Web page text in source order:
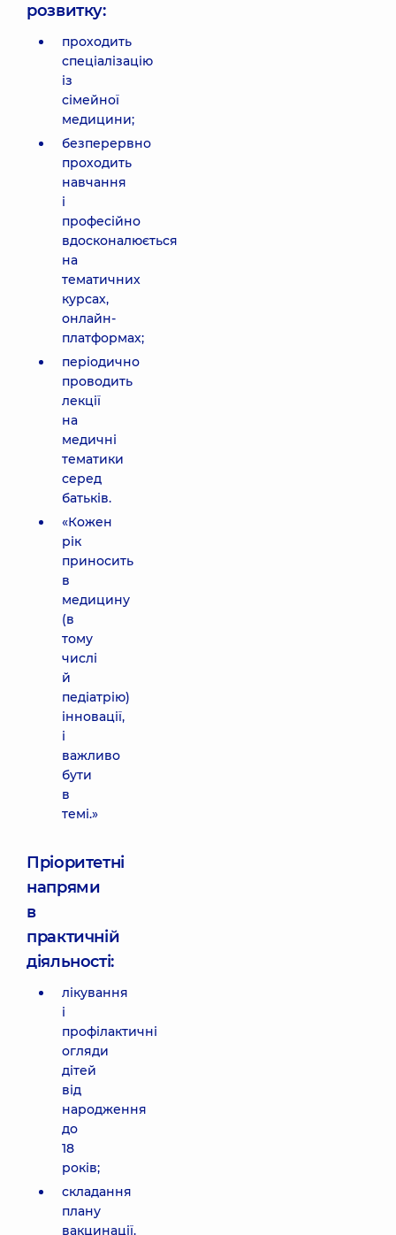
розвитку:
проходить
спеціалізацію
із
сімейної
медицини;
безперервно
проходить
навчання
і
професійно
вдосконалюється
на
тематичних
курсах,
онлайн-
платформах;
періодично
проводить
лекції
на
медичні
тематики
серед
батьків.
«Кожен
рік
приносить
в
медицину
(в
тому
числі
й
педіатрію)
інновації,
і
важливо
бути
в
темі.»
Пріоритетні
напрями
в
практичній
діяльності:
лікування
і
профілактичні
огляди
дітей
від
народження
до
18
років;
складання
плану
вакцинації.